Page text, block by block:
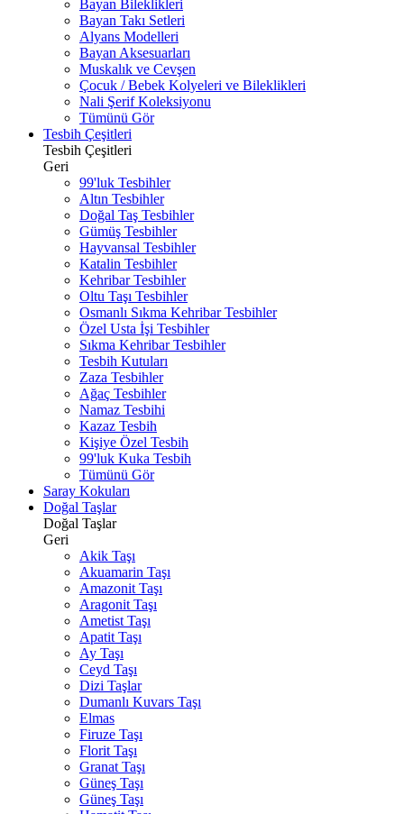
Bayan Bileklikleri
Bayan Takı Setleri
Alyans Modelleri
Bayan Aksesuarları
Muskalık ve Cevşen
Çocuk / Bebek Kolyeleri ve Bileklikleri
Nali Şerif Koleksiyonu
Tümünü Gör
Tesbih Çeşitleri
Tesbih Çeşitleri
Geri
99'luk Tesbihler
Altın Tesbihler
Doğal Taş Tesbihler
Gümüş Tesbihler
Hayvansal Tesbihler
Katalin Tesbihler
Kehribar Tesbihler
Oltu Taşı Tesbihler
Osmanlı Sıkma Kehribar Tesbihler
Özel Usta İşi Tesbihler
Sıkma Kehribar Tesbihler
Tesbih Kutuları
Zaza Tesbihler
Ağaç Tesbihler
Namaz Tesbihi
Kazaz Tesbih
Kişiye Özel Tesbih
99'luk Kuka Tesbih
Tümünü Gör
Saray Kokuları
Doğal Taşlar
Doğal Taşlar
Geri
Akik Taşı
Akuamarin Taşı
Amazonit Taşı
Aragonit Taşı
Ametist Taşı
Apatit Taşı
Ay Taşı
Ceyd Taşı
Dizi Taşlar
Dumanlı Kuvars Taşı
Elmas
Firuze Taşı
Florit Taşı
Granat Taşı
Güneş Taşı
Güneş Taşı